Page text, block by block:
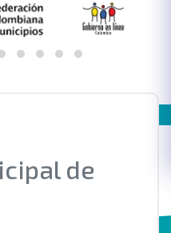
de